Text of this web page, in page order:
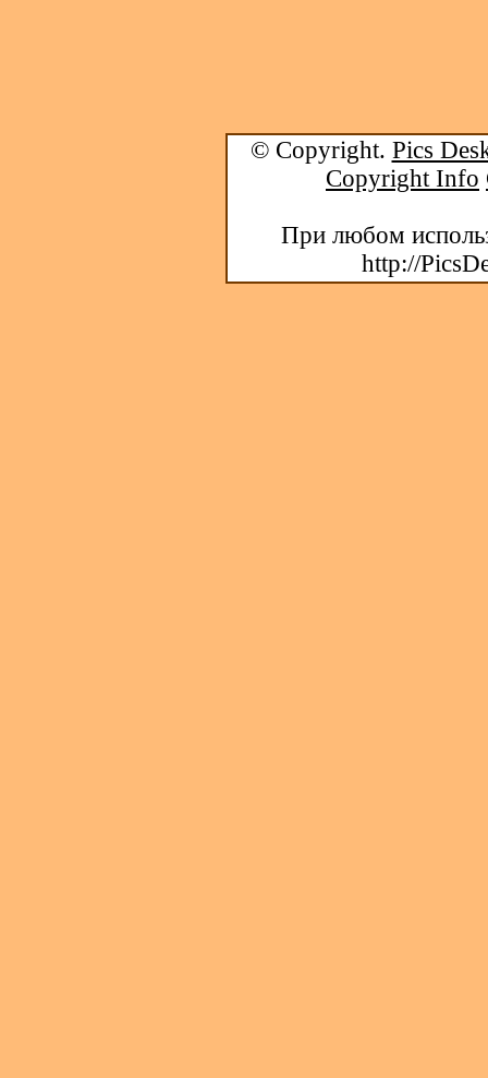
© Copyright. Pics
Copyright Info
При любом
http://